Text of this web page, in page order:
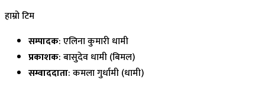
हाम्रो टिम
सम्पादक: एलिना कुमारी धामी
प्रकाशक: बासुदेव धामी (बिमल)
सम्वाददाता: कमला गुर्धामी (धामी)